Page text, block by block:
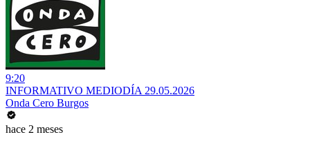
9:20
INFORMATIVO MEDIODÍA 29.05.2026
Onda Cero Burgos
hace 2 meses